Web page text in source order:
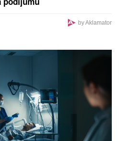
U BEOGRADU
MILIONA EVRA, a ne